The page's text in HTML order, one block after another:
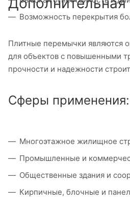
Возможность перекрытия
Плитные перемычки являются
для объектов с повышенными
прочности и надежности
Сферы применения:
Многоэтажное жилищное
Промышленные и
Общественные здания и
Кирпичные, блочные и